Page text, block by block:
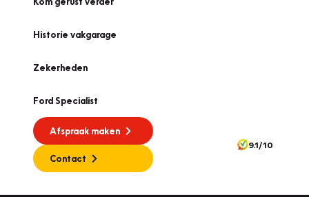
Historie vakgarage
Zekerheden
Ford Specialist
Afspraak maken
Contact
9.1/10